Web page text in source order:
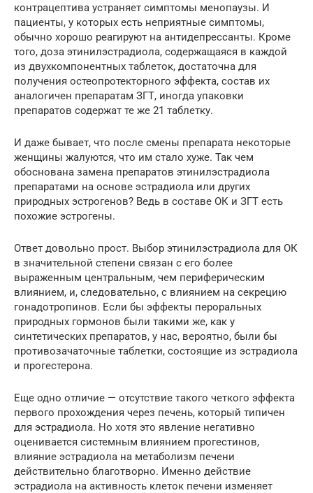
контрацептива устраняет симптомы менопаузы. И
пациенты, у которых есть неприятные симптомы,
обычно хорошо реагируют на антидепрессанты. Кроме
того, доза этинилэстрадиола, содержащаяся в каждой
из двухкомпонентных таблеток, достаточна для
получения остеопротекторного эффекта, состав их
аналогичен препаратам ЗГТ, иногда упаковки
препаратов содержат те же 21 таблетку.
И даже бывает, что после смены препарата некоторые
женщины жалуются, что им стало хуже. Так чем
обоснована замена препаратов этинилэстрадиола
препаратами на основе эстрадиола или других
природных эстрогенов? Ведь в составе ОК и ЗГТ есть
похожие эстрогены.
Ответ довольно прост. Выбор этинилэстрадиола для ОК
в значительной степени связан с его более
выраженным центральным, чем периферическим
влиянием, и, следовательно, с влиянием на секрецию
гонадотропинов. Если бы эффекты пероральных
природных гормонов были такими же, как у
синтетических препаратов, у нас, вероятно, были бы
противозачаточные таблетки, состоящие из эстрадиола
и прогестерона.
Еще одно отличие — отсутствие такого четкого эффекта
первого прохождения через печень, который типичен
для эстрадиола. Но хотя это явление негативно
оценивается системным влиянием прогестинов,
влияние эстрадиола на метаболизм печени
действительно благотворно. Именно действие
эстрадиола на активность клеток печени изменяет